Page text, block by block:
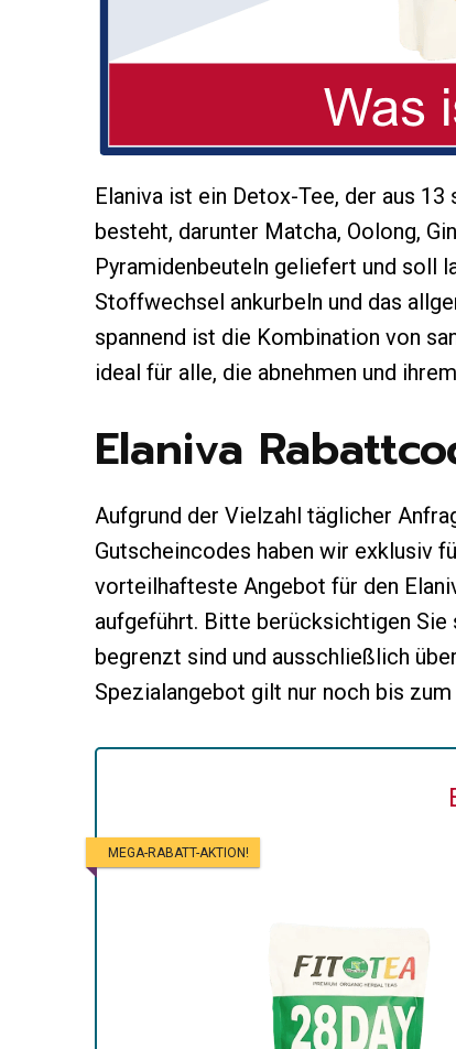
Elaniva ist ein Detox-Tee, der aus
besteht, darunter Matcha, Oolong,
Pyramidenbeuteln geliefert und soll
Stoffwechsel ankurbeln und das
spannend ist die Kombination von
ideal für alle, die abnehmen und
Elaniva
Aufgrund der Vielzahl täglicher
Gutscheincodes haben wir exklusiv
vorteilhafteste Angebot für den
aufgeführt. Bitte berücksichtigen
begrenzt sind und ausschließlich
Spezialangebot gilt nur noch bis zum
MEGA-RABATT-AKTION!